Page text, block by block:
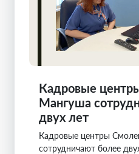
Кадровые
Мангуша
двух лет
Кадровые центры
сотрудничают более